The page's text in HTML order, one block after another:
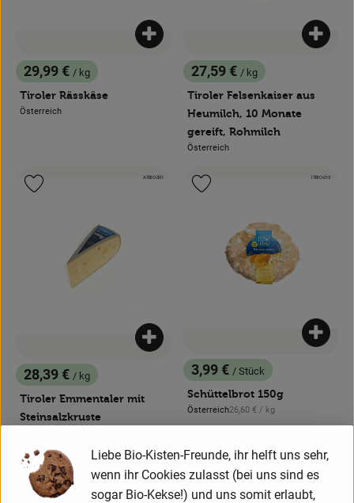
News
Blog
, Preis:
29,99 € / kg
Tiroler Rässkäse
, Herkunft:
Österreich
Produkt zum Warenkorb hinzufügen
, Preis:
27,59 € / kg
Tiroler Felsenkaiser aus
Heumilch, 10 Monate
gereift, Rohmilch
, Herkunft:
Österreich
, Preis:
28,39 € / kg
Tiroler Emmentaler mit
Steinsalzkruste
Produkt zum Warenkorb hinzufügen
, Verband:
, Kontrollstelle:
AT-BIO-301
, Preis:
3,99 € / Stück
Schüttelbrot 150g
, Herkunft:
Österreich, Referenzpreis:
26,60 € / kg
, Verband:
, Kontrollstelle:
IT-BIO-013
, EU Herkunft:
Tiroler
Produkt zu Favouriten hinzufügen
, Kontrollstelle:
AT-BIO-301
Produkt zu Favouriten hinzufügen
Liebe Bio-Kisten-Freunde, ihr helft uns sehr,
wenn ihr Cookies zulasst (bei uns sind es
sogar Bio-Kekse!) und uns somit erlaubt,